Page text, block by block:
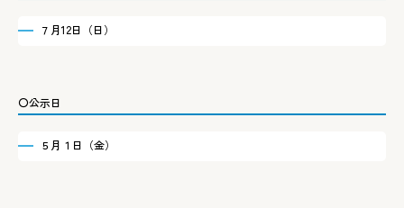
７月12日（日）
〇公示日
５月１日（金）